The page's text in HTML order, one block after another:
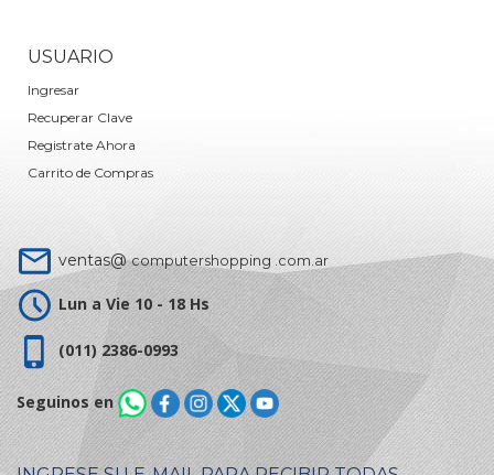
USUARIO
Ingresar
Recuperar Clave
Registrate Ahora
Carrito de Compras
ventas@computershopping .com.ar
Lun a Vie 10 - 18 Hs
(011) 2386-0993
Seguinos en